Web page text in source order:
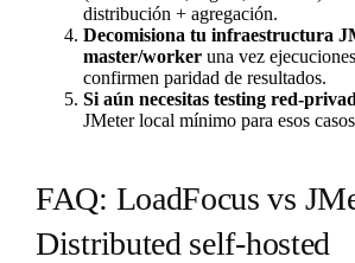
distribución + agregación.
Decomisiona tu infraestructura
master/worker una vez
confirmen paridad de resultados.
Si aún necesitas testing red-
JMeter local mínimo para esos
FAQ: LoadFocus vs
Distributed self-hosted